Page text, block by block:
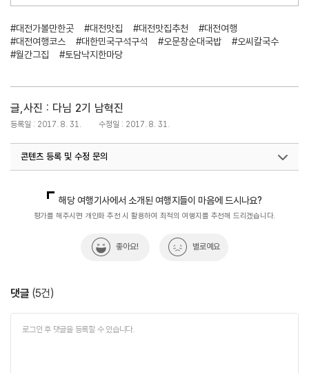
#대전가볼만한곳 #대전맛집 #대전맛집추천
#대전여행
#대전여행코스
#대한민국구석구석 #오문창순대국밥
#오씨칼국수
#월간그집
#토담낙지한마당
글,사진 : 다님 2기 남혁진
등록일 : 2017. 8. 31. 수정일 : 2017. 8. 31.
콘텐츠 등록 및 수정 문의
해당 여행기사에서 소개된 여행지들이 마음에 드시나요?
평가를 해주시면 개인화 추천 시 활용하여 최적의 여행지를 추천해 드리겠습니다.
좋아요! 별로예요
댓글 (5건)